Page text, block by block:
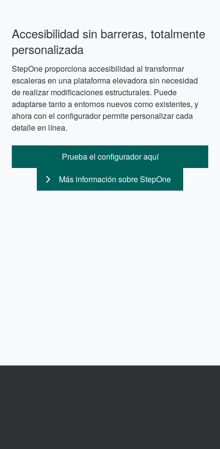
Accesibilidad sin barreras, totalmente
personalizada
StepOne proporciona accesibilidad al transformar
escaleras en una plataforma elevadora sin necesidad
de realizar modificaciones estructurales. Puede
adaptarse tanto a entornos nuevos como existentes, y
ahora con el configurador permite personalizar cada
detalle en línea.
Prueba el configurador aquí
Más información sobre StepOne